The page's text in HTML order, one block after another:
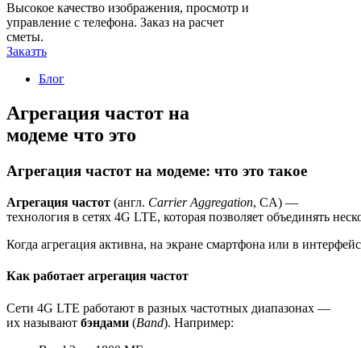
Высокое качество изображения, просмотр и
управление с телефона. Заказ на расчет
сметы.
Заказть
Блог
Агрегация частот на
модеме что это
Агрегация частот на модеме: что это такое
Агрегация частот (англ. Carrier Aggregation, CA) —
технология в сетях 4G LTE, которая позволяет объединять
Когда агрегация активна, на экране смартфона или в
Как работает агрегация частот
Сети 4G LTE работают в разных частотных диапазонах —
их называют бэндами (Band). Например: